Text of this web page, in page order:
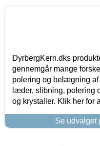
DyrbergKern.dks
gennemgår mange
polering og belægning
læder, slibning, polering
og krystaller. Klik her for
Se udvalget